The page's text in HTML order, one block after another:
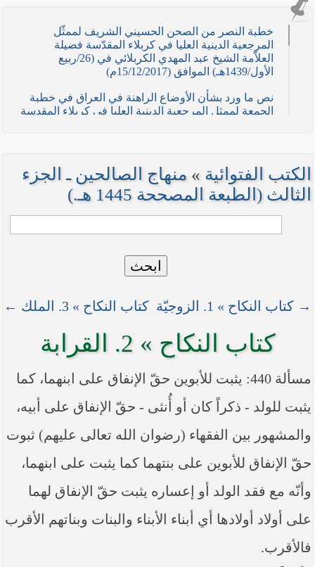
خطبة النصر من الصحن الحسيني الشريف لممثّل
المرجعية الدينية العليا في كربلاء المقدّسة فضيلة
العلاّمة الشيخ عبد المهدي الكربلائي في (26/ربيع
الأول/1439هـ) الموافق (15/12/2017م)
نص ما ورد بشأن الأوضاع الراهنة في العراق في خطبة
الجمعة لممثل المرجعية الدينية العليا في كربلاء المقدسة
نص ما ورد بشأن الأوضاع الراهنة في العراق في خطبة
الجمعة لممثل المرجعية الدينية العليا في كربلاء المقدسة
فضيلة العلاّمة الشيخ عبد المهدي الكربلائي في (12/
نصّ ما ورد بشأن الوضع الراهن في العراق في خطبة
الجمعة التي ألقاها فضيلة العلاّمة السيد أحمد الصافي
الجمعة التي ألقاها فضيلة العلاّمة السيد أحمد الصافي
ممثّل المرجعية الدينية العليا في يوم (21 / شعبان /
----- تصريح حول الأوضاع الراهنة في العراق
ما ورد في خطبة الجمعة لممثل المرجعية الدينية العليا
في كربلاء المقدسة فضيلة العلاّمة الشيخ عبد المهدي
) بعد سيطرة (داعش) على مناطق واسعة في محافظتي
نينوى وصلاح الدين وإعلانها أنها تستهدف بقية
المحافظات
بيان صادر من مكتب سماحة السيد السيستاني -دام ظلّه
محافظة نينوى
الكتب الفتوائية » منهاج الصالحين ـ الجزء
الثالث (الطبعة المصححة 1445 هـ.)
ابحث
كتاب النكاح » 3. الملك ← → كتاب النكاح » 1. الزوجيّة
كتاب النكاح » 2. القرابة
مسألة 440: يثبت للأبوين حقّ الإنفاق على ابنهما، كما
يثبت للولد - ذكراً كان أو أُنثى - حقّ الإنفاق على أبيه،
والمشهور بين الفقهاء (رضوان الله تعالى عليهم) ثبوت
حقّ الإنفاق للأبوين على بنتهما كما يثبت على ابنهما،
وأنّه مع فقد الولد أو إعساره يثبت حقّ الإنفاق لهما
على أولاد أولادها أي أبناء الأبناء والبنات وبناتهم الأقرب
فالأقرب.